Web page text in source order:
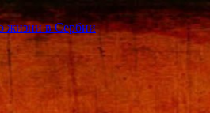
жизни в Сербии